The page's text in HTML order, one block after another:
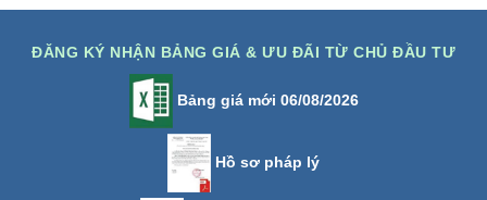
ĐĂNG KÝ NHẬN BẢNG GIÁ & ƯU ĐÃI TỪ CHỦ ĐẦU TƯ
Bảng giá mới 06/08/2026
Hồ sơ pháp lý